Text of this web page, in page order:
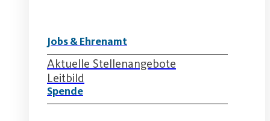
Jobs & Ehrenamt
Aktuelle Stellenangebote
Leitbild
Spende